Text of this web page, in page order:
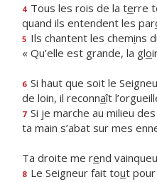
4 Tous les rois de la terre
quand ils entendent les par
5 Ils chantent les chemins
« Qu’elle est grande, la glo
6 Si haut que soit le
de loin, il reconnaît
7 Si je marche au milieu
ta main s’abat sur mes
Ta droite me rend
8 Le Seigneur fait tout pour